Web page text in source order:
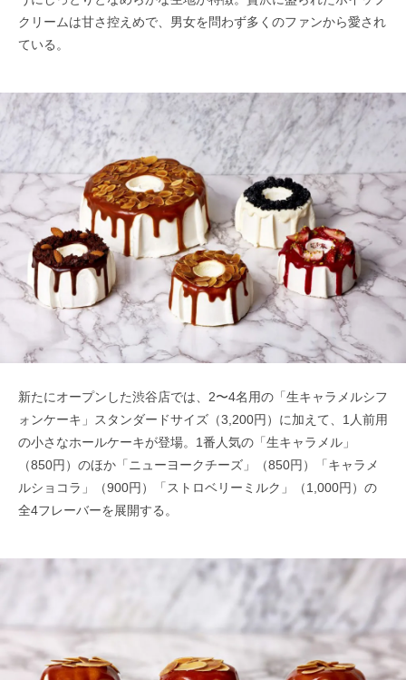
クリームは甘さ控えめで、男女を問わず多くのファンから愛され
ている。
新たにオープンした渋谷店では、2〜4名用の「生キャラメルシフ
ォンケーキ」スタンダードサイズ（3,200円）に加えて、1人前用
の小さなホールケーキが登場。1番人気の「生キャラメル」
（850円）のほか「ニューヨークチーズ」（850円）「キャラメ
ルショコラ」（900円）「ストロベリーミルク」（1,000円）の
全4フレーバーを展開する。